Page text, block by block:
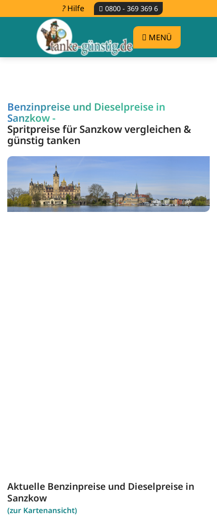
Hilfe 0800 - 369 369 6
MENÜ
Benzinpreise und Dieselpreise in
Sanzkow -
Spritpreise für Sanzkow vergleichen &
günstig tanken
Aktuelle Benzinpreise und Dieselpreise in
Sanzkow
(zur Kartenansicht)